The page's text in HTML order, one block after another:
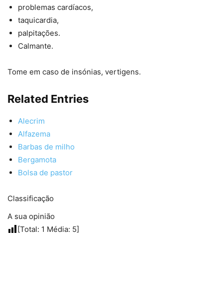
problemas cardíacos,
taquicardia,
palpitações.
Calmante.
Tome em caso de insónias, vertigens.
Related Entries
Alecrim
Alfazema
Barbas de milho
Bergamota
Bolsa de pastor
Classificação
A sua opinião
[Total: 1 Média: 5]